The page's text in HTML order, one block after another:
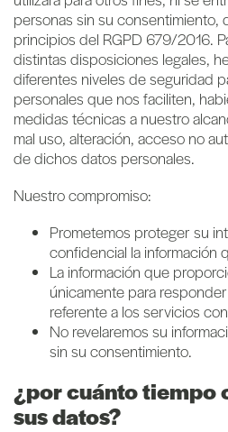
personas sin su consentimiento,
principios del RGPD 679/2016.
distintas disposiciones legales,
diferentes niveles de seguridad
personales que nos faciliten,
medidas técnicas a nuestro
mal uso, alteración, acceso no
de dichos datos personales.
Nuestro compromiso:
Prometemos proteger su
confidencial la información
La información que
únicamente para
referente a los servicios
No revelaremos su
sin su consentimiento.
¿por cuánto tiempo
sus datos?